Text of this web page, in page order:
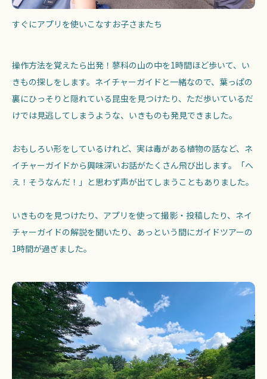
すぐにアプリを使いこなすお子さまたち
操作方法を覚えたら出発！蓼科の山の中を1時間ほど歩いて、い
きもの探しをします。ネイチャーガイドと一緒なので、葉っぱの
裏にひっそりと隠れている昆虫を見つけたり、ただ歩いているだ
けでは見逃してしまうような、いきものも発見できました。
おもしろい形をしているけれど、実は毒がある植物の話など、ネ
イチャーガイドから興味深いお話がたくさん飛び出します。「へ
え！そうなんだ！」と思わず声が出てしまうこともありました。
いきものを見つけたり、アプリを使って撮影・投稿したり、ネイ
チャーガイドの解説を聞いたり、あっという間にガイドツアーの
1時間が過ぎました。